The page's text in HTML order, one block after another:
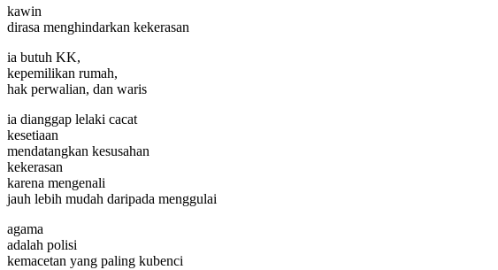
kawin
dirasa menghindarkan kekerasan
ia butuh KK,
kepemilikan rumah,
hak perwalian, dan waris
ia dianggap lelaki cacat
kesetiaan
mendatangkan kesusahan
kekerasan
karena mengenali
jauh lebih mudah daripada menggulai
agama
adalah polisi
kemacetan yang paling kubenci